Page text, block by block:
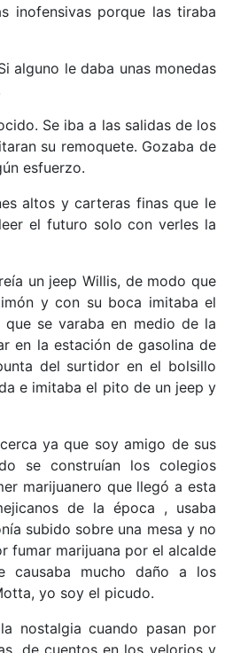
inofensivas porque las tiraba
alguno le daba unas monedas
Se iba a las salidas de los
su remoquete. Gozaba de
esfuerzo.
altos y carteras finas que le
el futuro solo con verles la
un jeep Willis, de modo que
y con su boca imitaba el
se varaba en medio de la
en la estación de gasolina de
del surtidor en el bolsillo
e imitaba el pito de un jeep y
ya que soy amigo de sus
se construían los colegios
marijuanero que llegó a esta
de la época , usaba
subido sobre una mesa y no
fumar marijuana por el alcalde
causaba mucho daño a los
yo soy el picudo.
nostalgia cuando pasan por
de cuentos en los velorios y